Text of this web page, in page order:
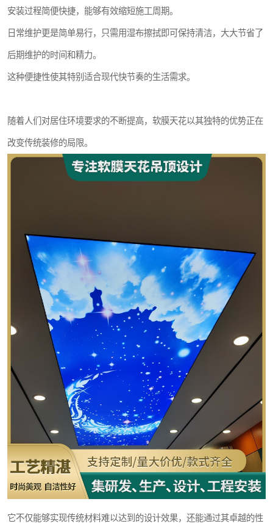
安装过程简便快捷，能够有效缩短施工周期。
日常维护更是简单易行，只需用湿布擦拭即可保持清洁，大大节省了
后期维护的时间和精力。
这种便捷性使其特别适合现代快节奏的生活需求。
随着人们对居住环境要求的不断提高，软膜天花以其独特的优势正在
改变传统装修的局限。
它不仅能够实现传统材料难以达到的设计效果，还能通过其卓越的性